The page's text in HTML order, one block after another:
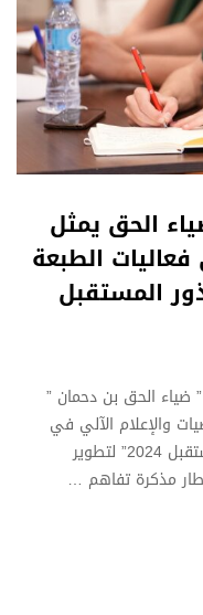
الحق يمثل
الطبعة
المستقبل
ضياء الحق بن دحمان ”
والإعلام الآلي في
فعاليات الطبعة العاشرة لبرنامج “بذور المستقبل 2024” لتطوير
مذكرة تفاهم …